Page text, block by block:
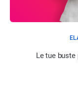
Le tue